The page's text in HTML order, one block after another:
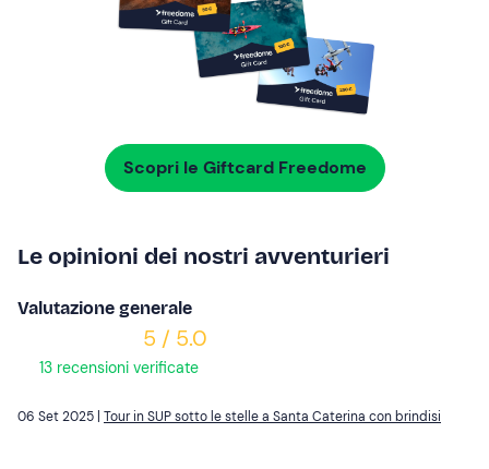
Scopri le Giftcard Freedome
Le opinioni dei nostri avventurieri
Valutazione generale
5 / 5.0
13 recensioni verificate
06 Set 2025 | Tour in SUP sotto le stelle a Santa Caterina con brindisi